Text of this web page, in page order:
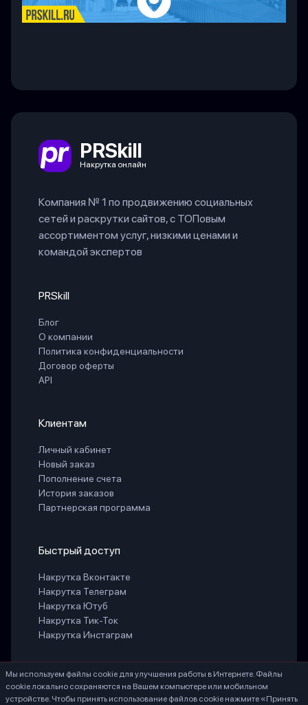
Мы используем файлы cookie для улучшения работы в Интернете. Файлы
cookie локально сохраняются на Вашем компьютере или мобильном
устройстве. Чтобы принять использование файлов cookie нажмите «Принять
PRSkill
Накрутка онлайн
Компания № 1 по продвижению социальных
сетей и раскрутки сайтов, с ТОПовым
ассортиментом услуг, низкими ценами и
командой экспертов
PRSkill
Блог
О компании
Политика конфиденциальности
Договор оферты
API
Клиентам
Личный кабинет
Новый заказ
Пополнение счета
История заказов
Партнерская программа
Быстрый доступ
Накрутка Вконтакте
Накрутка Телеграм
Накрутка Ютуб
Накрутка Тик-Ток
Накрутка Инстаграм
БЕЛАЯ СВЕТЛАНА ГЕННАДИЕВНА ИНН 771888066530 ОГРНИП
324774600203756, Россия, г. Москва, 107553, ул. Большая Черкизовская, д.20